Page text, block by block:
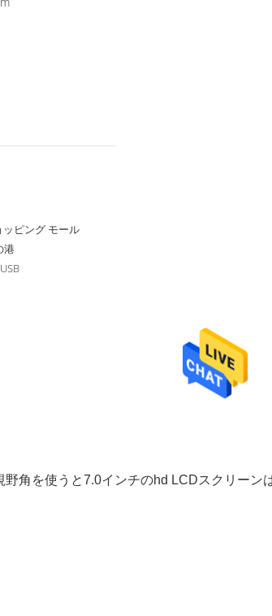
ピング モール
港
を使うと7.0インチのhd LCDスクリ